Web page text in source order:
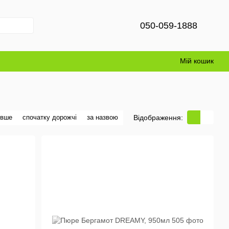
050-059-1888
Мій кошик
спочатку дорожчі за назвою Відображення: